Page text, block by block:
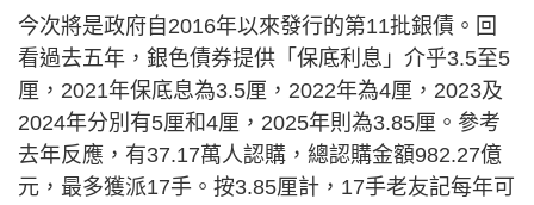
今次將是政府自2016年以來發行的第11批銀債。回
看過去五年，銀色債券提供「保底利息」介乎3.5至5
厘，2021年保底息為3.5厘，2022年為4厘，2023及
2024年分別有5厘和4厘，2025年則為3.85厘。參考
去年反應，有37.17萬人認購，總認購金額982.27億
元，最多獲派17手。按3.85厘計，17手老友記每年可